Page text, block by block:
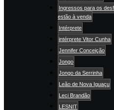
Ingressos para os
estão à venda
Intérprete
intérprete Vitor Cunha
Jennifer Conceição
Jongo
Jongo da Serrinha
Leão de Nova Iguaçu
Leci Brandão
LESNIT